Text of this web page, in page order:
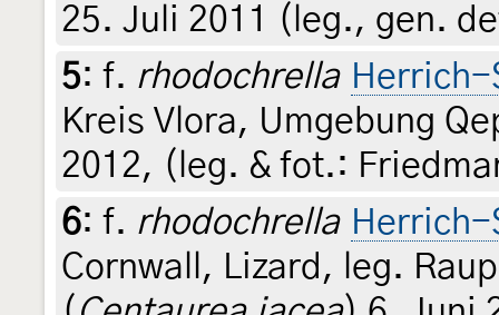
25. Juli 2011 (leg., gen.
5: f. rhodochrella Herrich-
Kreis Vlora, Umgebung
2012, (leg. & fot.:
6: f. rhodochrella Herrich-
Cornwall, Lizard, leg.